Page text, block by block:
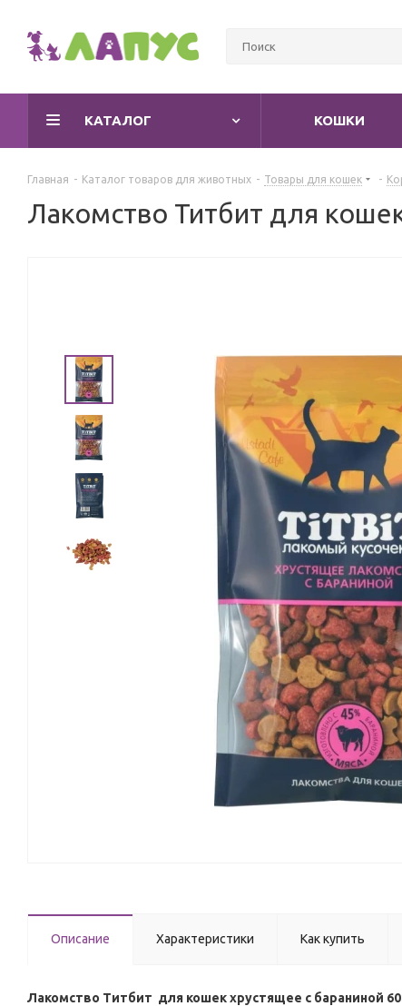
КАТАЛОГ КОШКИ
Главная - Каталог товаров для животных - Товары для кошек -
Лакомство Титбит для
Описание Характеристики Как купить
Лакомство Титбит для кошек хрустящее с бараниной